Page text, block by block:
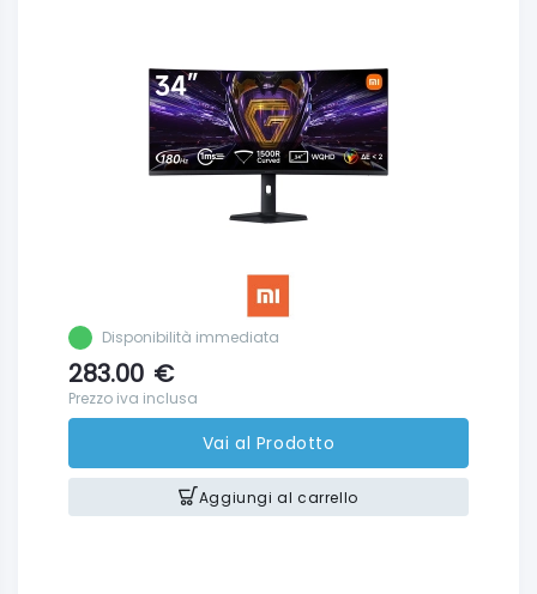
Disponibilità immediata
283.00 €
Prezzo iva inclusa
Vai al Prodotto
Aggiungi al carrello